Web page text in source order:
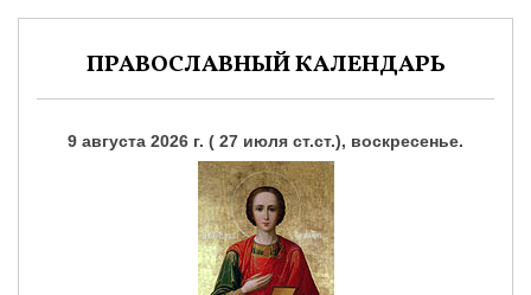
ПРАВОСЛАВНЫЙ КАЛЕНДАРЬ
9 августа 2026 г. ( 27 июля ст.ст.), воскресенье.